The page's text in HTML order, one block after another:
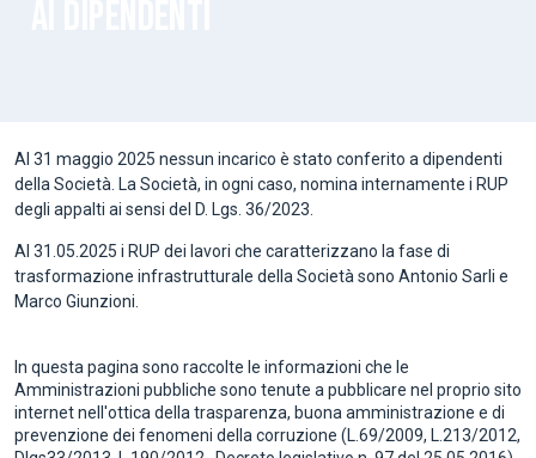
Al 31 maggio 2025 nessun incarico è stato conferito a dipendenti
della Società. La Società, in ogni caso, nomina internamente i RUP
degli appalti ai sensi del D. Lgs. 36/2023.
Al 31.05.2025 i RUP dei lavori che caratterizzano la fase di
trasformazione infrastrutturale della Società sono Antonio Sarli e
Marco Giunzioni.
In questa pagina sono raccolte le informazioni che le
Amministrazioni pubbliche sono tenute a pubblicare nel proprio sito
internet nell'ottica della trasparenza, buona amministrazione e di
prevenzione dei fenomeni della corruzione (L.69/2009, L.213/2012,